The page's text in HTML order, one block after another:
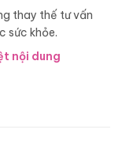
thay thế tư vấn
sức khỏe.
nội dung